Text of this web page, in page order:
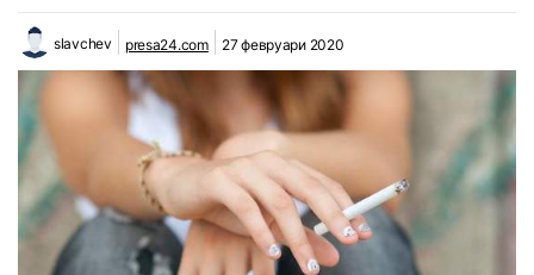
slavchev presa24.com 27 февруари 2020